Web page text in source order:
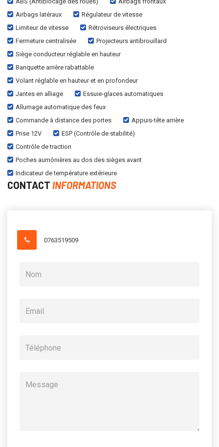
Airbags latéraux
Régulateur de vitesse
Limiteur de vitesse
Rétroviseurs électriques
Fermeture centralisée
Projecteurs antibrouillard
Siège conducteur réglable en hauteur
Banquette arrière rabattable
Volant réglable en hauteur et en profondeur
Jantes en alliage
Essuie-glaces automatiques
Allumage automatique des feux
Commande à distance des portes
Appuis-tête arrière
Prise 12V
ESP (Contrôle de stabilité)
Contrôle de traction
Poches aumônières au dos des sièges avant
Indicateur de température extérieure
CONTACT INFORMATIONS
0763519509